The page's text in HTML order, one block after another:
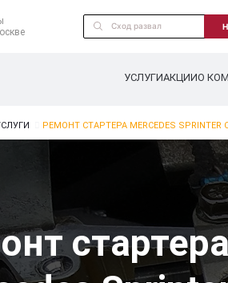
УСЛУГИАКЦИИО
РЕМОНТ СТАРТЕРА MERCEDES SPRINTER
стартера